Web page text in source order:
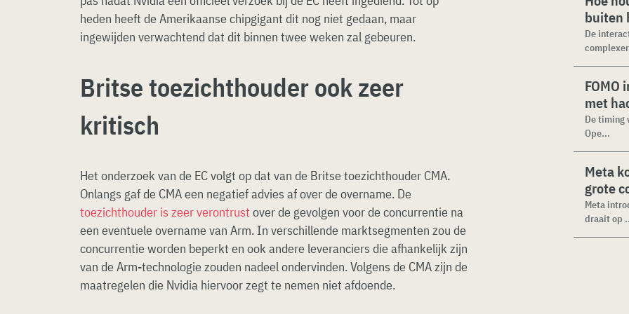
heden heeft de Amerikaanse chipgigant dit nog niet gedaan, maar
ingewijden verwachtend dat dit binnen twee weken zal gebeuren.
Britse toezichthouder ook zeer
kritisch
Het onderzoek van de EC volgt op dat van de Britse toezichthouder CMA.
Onlangs gaf de CMA een negatief advies af over de overname. De
toezichthouder is zeer verontrust over de gevolgen voor de concurrentie na
een eventuele overname van Arm. In verschillende marktsegmenten zou de
concurrentie worden beperkt en ook andere leveranciers die afhankelijk zijn
van de Arm-technologie zouden nadeel ondervinden. Volgens de CMA zijn de
maatregelen die Nvidia hiervoor zegt te nemen niet afdoende.
buiten
De
FOMO
met
De timing
Ope...
Meta
grote
Meta
draait op